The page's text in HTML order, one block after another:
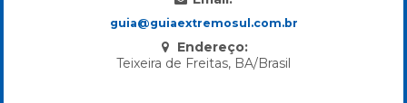
guia@guiaextremosul.com.br
Endereço:
Teixeira de Freitas, BA/Brasil